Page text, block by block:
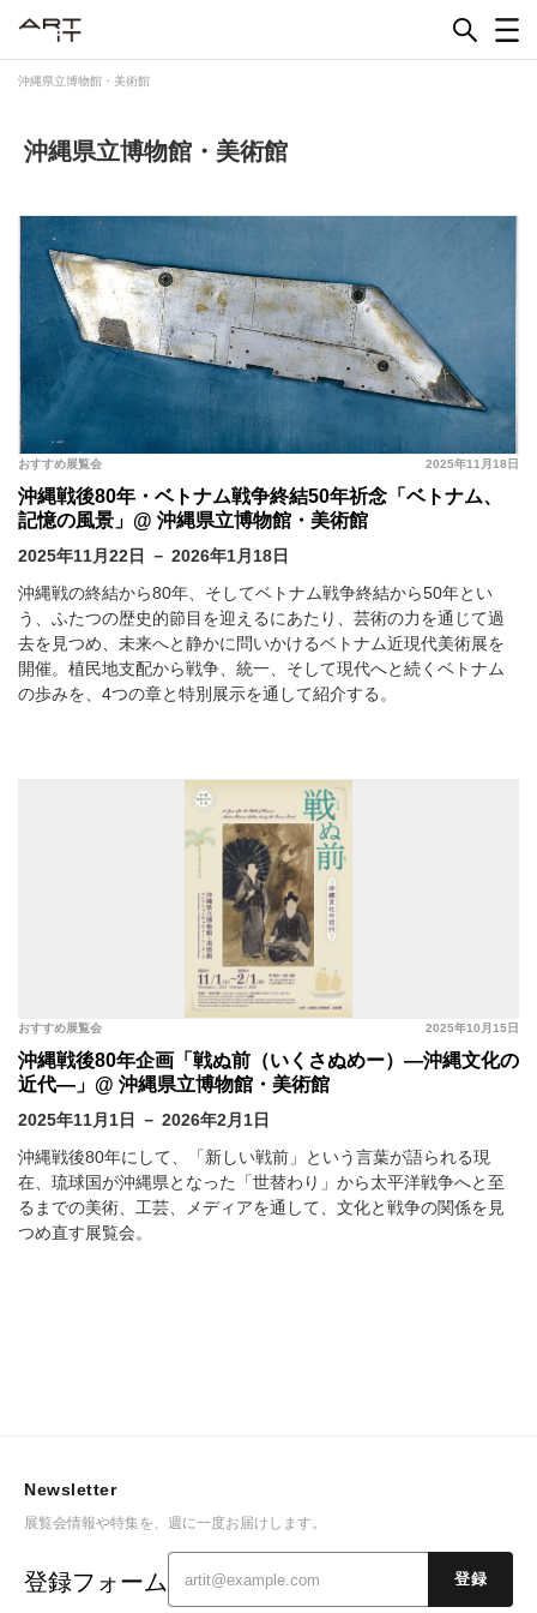
沖縄県立博物館・美術館
沖縄県立博物館・美術館
2025年11月18日
おすすめ展覧会
沖縄戦後80年・ベトナム戦争終結50年祈念「ベトナム、
記憶の風景」@ 沖縄県立博物館・美術館
2025年11月22日 － 2026年1月18日
沖縄戦の終結から80年、そしてベトナム戦争終結から50年とい
う、ふたつの歴史的節目を迎えるにあたり、芸術の力を通じて過
去を見つめ、未来へと静かに問いかけるベトナム近現代美術展を
開催。植民地支配から戦争、統一、そして現代へと続くベトナム
の歩みを、4つの章と特別展示を通して紹介する。
2025年10月15日
おすすめ展覧会
沖縄戦後80年企画「戦ぬ前（いくさぬめー）―沖縄文化の
近代―」@ 沖縄県立博物館・美術館
2025年11月1日 － 2026年2月1日
沖縄戦後80年にして、「新しい戦前」という言葉が語られる現
在、琉球国が沖縄県となった「世替わり」から太平洋戦争へと至
るまでの美術、工芸、メディアを通して、文化と戦争の関係を見
つめ直す展覧会。
Newsletter
展覧会情報や特集を、週に一度お届けします。
登録フォーム 登録